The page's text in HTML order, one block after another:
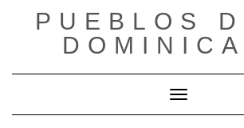
PUEBLOS
Cambiar modo